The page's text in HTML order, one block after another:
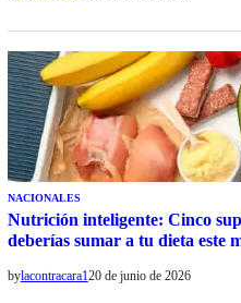
NACIONALES
Nutrición inteligente: Cinco
deberías sumar a tu dieta este
bylacontracara120 de junio de 2026